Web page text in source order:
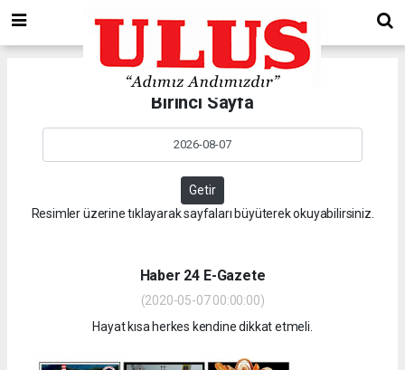
Birinci Sayfa
Getir
Resimler üzerine tıklayarak sayfaları büyüterek okuyabilirsiniz.
Haber 24 E-Gazete
(2020-05-07 00:00:00)
Hayat kısa herkes kendine dikkat etmeli.